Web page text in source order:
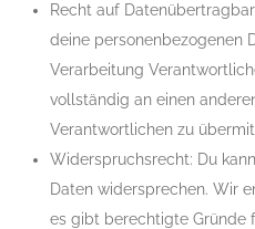
Recht auf
deine personenbezogenen
Verarbeitung
vollständig an einen
Verantwortlichen zu
Widerspruchsrecht: Du
Daten widersprechen. Wir
es gibt berechtigte Gründe